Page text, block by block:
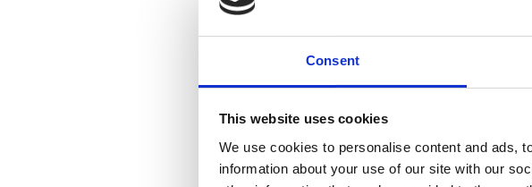
Consent
This website uses cookies
We use cookies to personalise content and ads,
information about your use of our site with our